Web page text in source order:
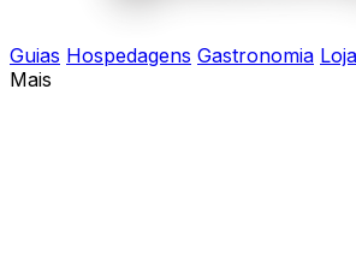
Guias Hospedagens Gastronomia
Mais